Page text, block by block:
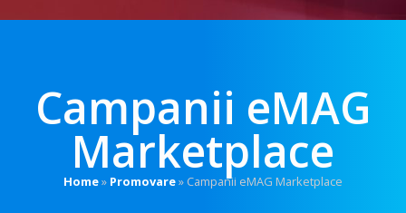
Campanii eMAG
Marketplace
Home» Promovare» Campanii eMAG Marketplace